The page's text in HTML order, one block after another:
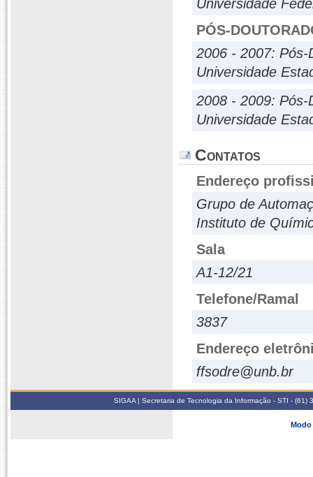
Universidade
PÓS-
2006 - 2007: Pós-
Universidade
2008 - 2009: Pós-
Universidade
Contatos
Endereço
Grupo de
Instituto de
Sala
A1-12/21
Telefone/Ramal
3837
Endereço
ffsodre@unb.br
SIGAA | Secretaria de Tecnologia da Informação - STI -
Modo